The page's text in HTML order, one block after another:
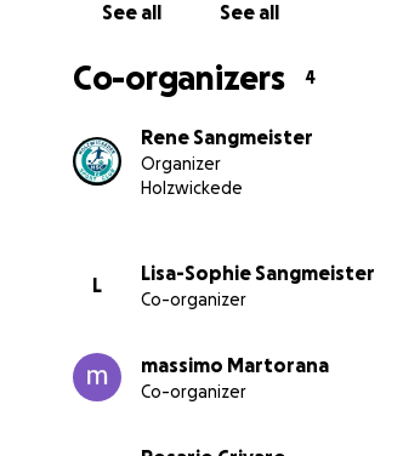
See all See all
Co-organizers 4
Rene Sangmeister
Organizer
Holzwickede
L
Lisa-Sophie Sangmeister
Co-organizer
massimo Martorana
Co-organizer